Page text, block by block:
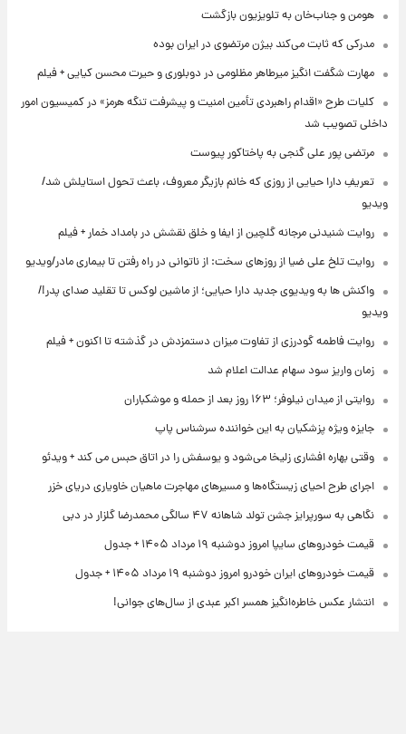
هومن و جناب‌خان به تلویزیون بازگشت
مدرکی که ثابت می‌کند بیژن مرتضوی در ایران بوده
مهارت شگفت انگیز میرطاهر مظلومی در دوبلوری و حیرت محسن کیایی + فیلم
کلیات طرح «اقدام راهبردی تأمین امنیت و پیشرفت تنگه هرمز» در کمیسیون امور
داخلی تصویب شد
مرتضی پور علی گنجی به پاختاکور پیوست
تعریفِ دارا حیایی از روزی که خانم بازیگر معروف، باعث تحول استایلش شد/
ویدیو
روایت شنیدنی مرجانه گلچین از ایفا و خلق نقشش در بامداد خمار + فیلم
روایت تلخ علی ضیا از روزهای سخت: از ناتوانی در راه رفتن تا بیماری مادر/ویدیو
واکنش ها به ویدیوی جدید دارا حیایی؛ از ماشین لوکس تا تقلید صدای پدر!/
ویدیو
روایت فاطمه گودرزی از تفاوت میزان دستمزدش در گذشته تا اکنون + فیلم
زمان واریز سود سهام عدالت اعلام شد
روایتی از میدان نیلوفر؛ ۱۶۳ روز بعد از حمله و موشکباران
جایزه ویژه پزشکیان به این خواننده سرشناس پاپ
وقتی بهاره افشاری زلیخا می‌شود و یوسفش را در اتاق حبس می کند + ویدئو
اجرای طرح احیای زیستگاه‌ها و مسیرهای مهاجرت ماهیان خاویاری دریای خزر
نگاهی به سورپرایز جشن تولد شاهانه ۴۷ سالگی محمدرضا گلزار در دبی
قیمت خودروهای سایپا امروز دوشنبه ۱۹ مرداد ۱۴۰۵ + جدول
قیمت خودروهای ایران خودرو امروز دوشنبه ۱۹ مرداد ۱۴۰۵ + جدول
انتشار عکس خاطره‌انگیز همسر اکبر عبدی از سال‌های جوانی!